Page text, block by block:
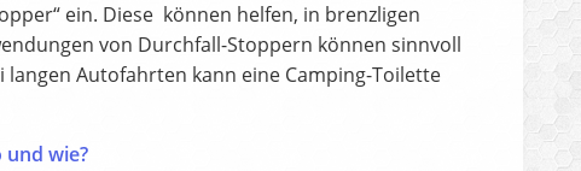
ein. Diese können helfen, in brenzligen
von Durchfall-Stoppern können sinnvoll
Autofahrten kann eine Camping-Toilette
und wie?